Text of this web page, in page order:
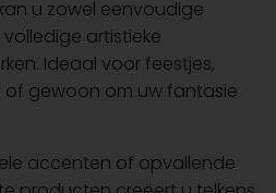
u zowel eenvoudige
artistieke
Ideaal voor feestjes,
gewoon om uw fantasie
accenten of opvallende